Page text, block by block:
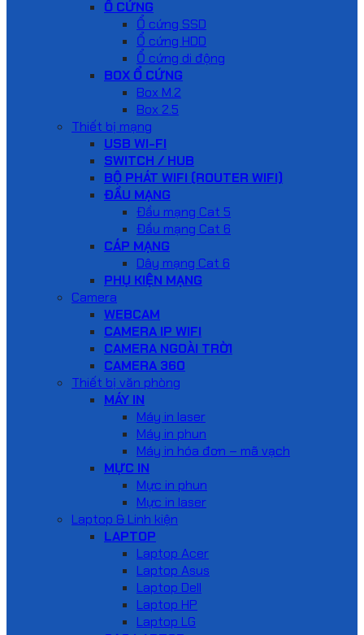
Ổ CỨNG
Ổ cứng SSD
Ổ cứng HDD
Ổ cứng di động
BOX Ổ CỨNG
Box M.2
Box 2.5
Thiết bị mạng
USB WI-FI
SWITCH / HUB
BỘ PHÁT WIFI (ROUTER WIFI)
ĐẦU MẠNG
Đầu mạng Cat 5
Đầu mạng Cat 6
CÁP MẠNG
Dây mạng Cat 6
PHỤ KIỆN MẠNG
Camera
WEBCAM
CAMERA IP WIFI
CAMERA NGOÀI TRỜI
CAMERA 360
Thiết bị văn phòng
MÁY IN
Máy in laser
Máy in phun
Máy in hóa đơn – mã vạch
MỰC IN
Mực in phun
Mực in laser
Laptop & Linh kiện
LAPTOP
Laptop Acer
Laptop Asus
Laptop Dell
Laptop HP
Laptop LG